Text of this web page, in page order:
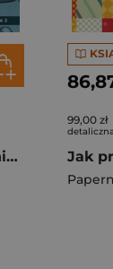
Biofarmacja, wydanie 2
99,00 zł
detaliczna